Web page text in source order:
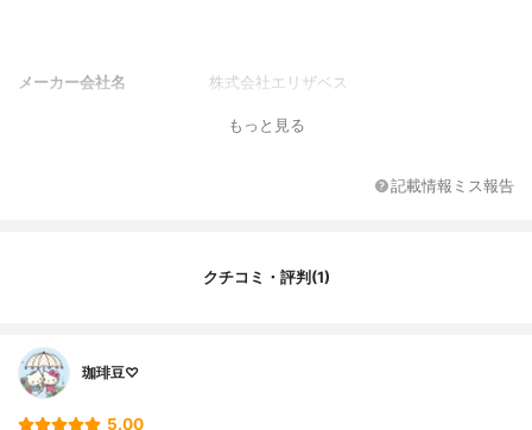
メーカー会社名 株式会社エリザベス
もっと見る
記載情報ミス報告
クチコミ・評判(1)
珈琲豆♡
5.00